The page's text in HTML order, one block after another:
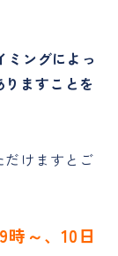
ミングによっ
ますことを
けますとご
～、10日